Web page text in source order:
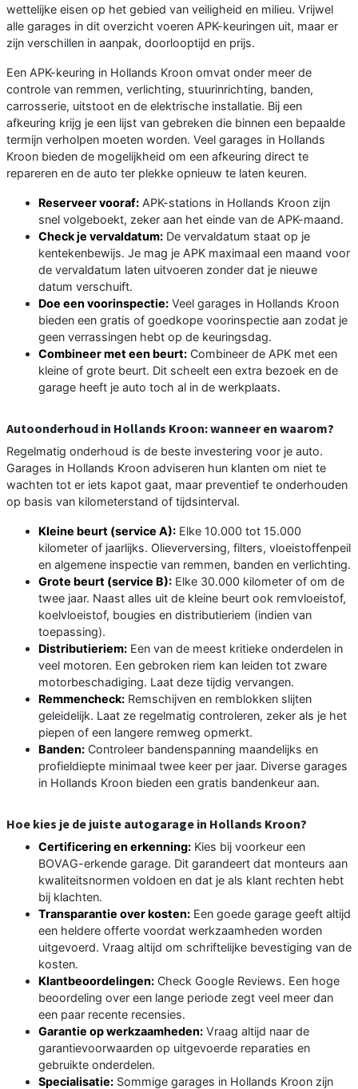
wettelijke eisen op het gebied van veiligheid en milieu. Vrijwel
alle garages in dit overzicht voeren APK-keuringen uit, maar er
zijn verschillen in aanpak, doorlooptijd en prijs.
Een APK-keuring in Hollands Kroon omvat onder meer de
controle van remmen, verlichting, stuurinrichting, banden,
carrosserie, uitstoot en de elektrische installatie. Bij een
afkeuring krijg je een lijst van gebreken die binnen een bepaalde
termijn verholpen moeten worden. Veel garages in Hollands
Kroon bieden de mogelijkheid om een afkeuring direct te
repareren en de auto ter plekke opnieuw te laten keuren.
Reserveer vooraf: APK-stations in Hollands Kroon zijn
snel volgeboekt, zeker aan het einde van de APK-maand.
Check je vervaldatum: De vervaldatum staat op je
kentekenbewijs. Je mag je APK maximaal een maand voor
de vervaldatum laten uitvoeren zonder dat je nieuwe
datum verschuift.
Doe een voorinspectie: Veel garages in Hollands Kroon
bieden een gratis of goedkope voorinspectie aan zodat je
geen verrassingen hebt op de keuringsdag.
Combineer met een beurt: Combineer de APK met een
kleine of grote beurt. Dit scheelt een extra bezoek en de
garage heeft je auto toch al in de werkplaats.
Autoonderhoud in Hollands Kroon: wanneer en waarom?
Regelmatig onderhoud is de beste investering voor je auto.
Garages in Hollands Kroon adviseren hun klanten om niet te
wachten tot er iets kapot gaat, maar preventief te onderhouden
op basis van kilometerstand of tijdsinterval.
Kleine beurt (service A): Elke 10.000 tot 15.000
kilometer of jaarlijks. Olieverversing, filters, vloeistoffenpeil
en algemene inspectie van remmen, banden en verlichting.
Grote beurt (service B): Elke 30.000 kilometer of om de
twee jaar. Naast alles uit de kleine beurt ook remvloeistof,
koelvloeistof, bougies en distributieriem (indien van
toepassing).
Distributieriem: Een van de meest kritieke onderdelen in
veel motoren. Een gebroken riem kan leiden tot zware
motorbeschadiging. Laat deze tijdig vervangen.
Remmencheck: Remschijven en remblokken slijten
geleidelijk. Laat ze regelmatig controleren, zeker als je het
piepen of een langere remweg opmerkt.
Banden: Controleer bandenspanning maandelijks en
profieldiepte minimaal twee keer per jaar. Diverse garages
in Hollands Kroon bieden een gratis bandenkeur aan.
Hoe kies je de juiste autogarage in Hollands Kroon?
Certificering en erkenning: Kies bij voorkeur een
BOVAG-erkende garage. Dit garandeert dat monteurs aan
kwaliteitsnormen voldoen en dat je als klant rechten hebt
bij klachten.
Transparantie over kosten: Een goede garage geeft altijd
een heldere offerte voordat werkzaamheden worden
uitgevoerd. Vraag altijd om schriftelijke bevestiging van de
kosten.
Klantbeoordelingen: Check Google Reviews. Een hoge
beoordeling over een lange periode zegt veel meer dan
een paar recente recensies.
Garantie op werkzaamheden: Vraag altijd naar de
garantievoorwaarden op uitgevoerde reparaties en
gebruikte onderdelen.
Specialisatie: Sommige garages in Hollands Kroon zijn